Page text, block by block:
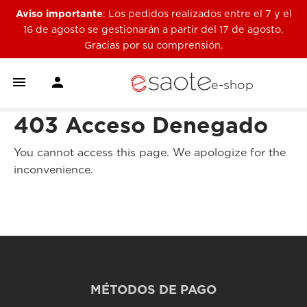
Aviso importante: Los pedidos realizados entre el 7 y el
16 de agosto se gestionarán a partir del 17 de agosto.
Gracias por su comprensión.
  e-shop
403 Acceso Denegado
You cannot access this page. We apologize for the
inconvenience.
MÉTODOS DE PAGO